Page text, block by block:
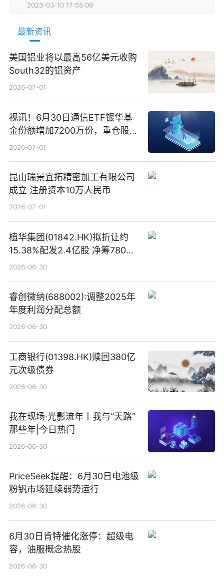
2023-03-10 17:55:09
最新资讯
美国铝业将以最高56亿美元收购
South32的铝资产
2026-07-01
视讯！6月30日通信ETF银华基
金份额增加7200万份，重仓股新
易盛、中际旭创、立讯精密
2026-07-01
昆山瑞景宜拓精密加工有限公司
成立 注册资本10万人民币
2026-07-01
植华集团(01842.HK)拟折让约
15.38%配发2.4亿股 净筹780万
港元
2026-06-30
睿创微纳(688002):调整2025年
年度利润分配总额
2026-06-30
工商银行(01398.HK)赎回380亿
元次级债券
2026-06-30
我在现场·光影流年丨我与“天路”
那些年|今日热门
2026-06-30
PriceSeek提醒：6月30日电池级
粉钒市场延续弱势运行
2026-06-30
6月30日肯特催化涨停：超级电
容，油服概念热股
2026-06-30